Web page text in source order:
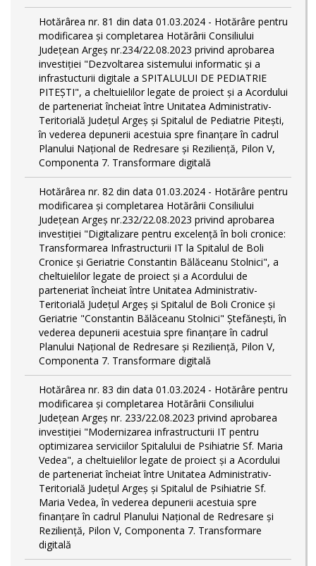
Hotărârea nr. 81 din data 01.03.2024 - Hotărâre pentru
modificarea și completarea Hotărârii Consiliului
Județean Argeș nr.234/22.08.2023 privind aprobarea
investiției "Dezvoltarea sistemului informatic și a
infrastucturii digitale a SPITALULUI DE PEDIATRIE
PITEŞTI", a cheltuielilor legate de proiect și a Acordului
de parteneriat încheiat între Unitatea Administrativ-
Teritorială Județul Argeș și Spitalul de Pediatrie Pitești,
în vederea depunerii acestuia spre finanțare în cadrul
Planului Național de Redresare și Reziliență, Pilon V,
Componenta 7. Transformare digitală
Hotărârea nr. 82 din data 01.03.2024 - Hotărâre pentru
modificarea și completarea Hotărârii Consiliului
Județean Argeș nr.232/22.08.2023 privind aprobarea
investiției "Digitalizare pentru excelență în boli cronice:
Transformarea Infrastructurii IT la Spitalul de Boli
Cronice și Geriatrie Constantin Bălăceanu Stolnici", a
cheltuielilor legate de proiect și a Acordului de
parteneriat încheiat între Unitatea Administrativ-
Teritorială Județul Argeș și Spitalul de Boli Cronice și
Geriatrie "Constantin Bălăceanu Stolnici" Ștefănești, în
vederea depunerii acestuia spre finanțare în cadrul
Planului Național de Redresare și Reziliență, Pilon V,
Componenta 7. Transformare digitală
Hotărârea nr. 83 din data 01.03.2024 - Hotărâre pentru
modificarea și completarea Hotărârii Consiliului
Județean Argeș nr. 233/22.08.2023 privind aprobarea
investiției "Modernizarea infrastructurii IT pentru
optimizarea serviciilor Spitalului de Psihiatrie Sf. Maria
Vedea", a cheltuielilor legate de proiect și a Acordului
de parteneriat încheiat între Unitatea Administrativ-
Teritorială Județul Argeș și Spitalul de Psihiatrie Sf.
Maria Vedea, în vederea depunerii acestuia spre
finanțare în cadrul Planului Național de Redresare și
Reziliență, Pilon V, Componenta 7. Transformare
digitală